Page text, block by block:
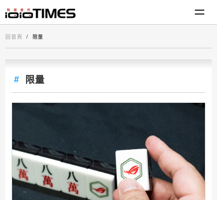
回首頁 限量
限量